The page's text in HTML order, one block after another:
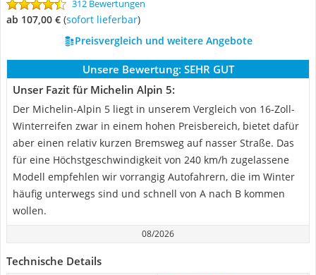
312 Bewertungen
ab 107,00 € ( Sofort lieferbar)
Preisvergleich und weitere Angebote
Unsere Bewertung: SEHR GUT
Unser Fazit für Michelin Alpin 5:
Der Michelin-Alpin 5 liegt in unserem Vergleich von 16-Zoll-
Winterreifen zwar in einem hohen Preisbereich, bietet dafür
aber einen relativ kurzen Bremsweg auf nasser Straße. Das
für eine Höchstgeschwindigkeit von 240 km/h zugelassene
Modell empfehlen wir vorrangig Autofahrern, die im Winter
häufig unterwegs sind und schnell von A nach B kommen
wollen.
08/2026
Technische Details